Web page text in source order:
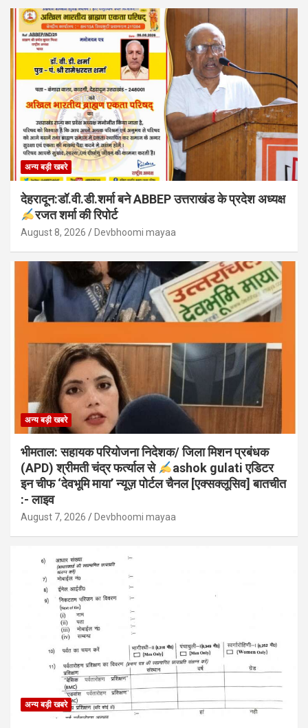
अन्य बड़ी खबरे
देहरादून:डॉ.वी.डी.शर्मा बने ABBEP उत्तराखंड के प्रदेश अध्यक्ष
रजत शर्मा की रिपोर्ट
August 8, 2026 Devbhoomi mayaa
अन्य बड़ी खबरे
भीमताल: सहायक परियोजना निदेशक/ जिला मिशन प्रबंधक
(APD) श्रीमती चंद्र फर्त्याल से
ashok gulati एडिटर
इन चीफ ‘देवभूमि माया’ न्यूज़ पोर्टल चैनल [एक्सक्लूसिव] बातचीत
:- लाइव
August 7, 2026 Devbhoomi mayaa
अन्य बड़ी खबरे